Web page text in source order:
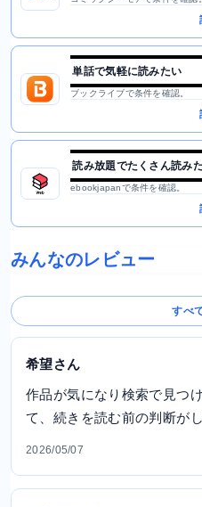
単話で気軽に読みたい
ブックライブで条件を確認。
読み放題でたくさん読み
ebookjapanで条件を確認。
みんなのレビュー
すべ
希望さん
作品が気になり検索で見つ
て、続きを読む前の判断が
2026/05/07